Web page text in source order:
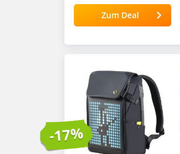
Zum Deal
-17%